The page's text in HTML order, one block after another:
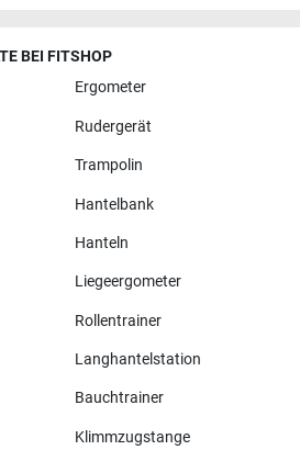
BEI FITSHOP
Ergometer
Rudergerät
Trampolin
Hantelbank
Hanteln
Liegeergometer
Rollentrainer
Langhantelstation
Bauchtrainer
Klimmzugstange